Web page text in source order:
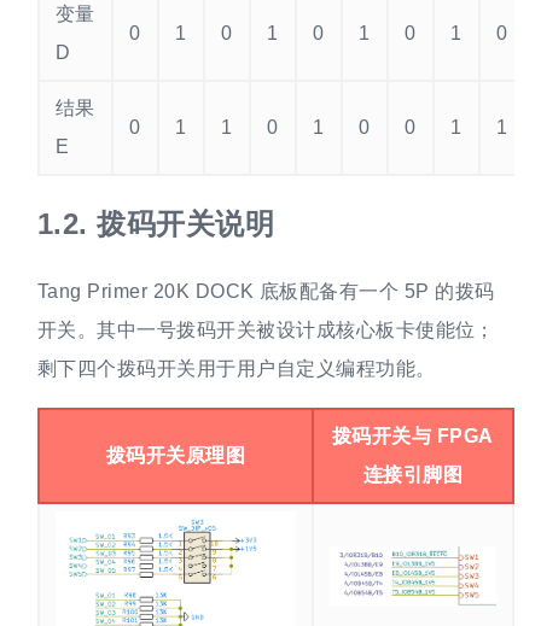
变量
D
0 1 0 1 0 1 0 1 0
结果
E
0 1 1 0 1 0 0 1 1
1.2.拨码开关说明
Tang Primer 20K DOCK 底板配备有一个 5P 的拨码
开关。其中一号拨码开关被设计成核心板卡使能位；
剩下四个拨码开关用于用户自定义编程功能。
拨码开关原理图
拨码开关与 FPGA
连接引脚图